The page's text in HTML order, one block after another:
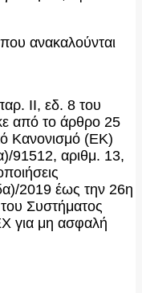
ανακαλούνται
ΙΙ, εδ. 8 του
από το άρθρο 25
Κανονισμό (ΕΚ)
91512, αριθμ. 13,
2019 έως την 26η
Συστήματος
για μη ασφαλή